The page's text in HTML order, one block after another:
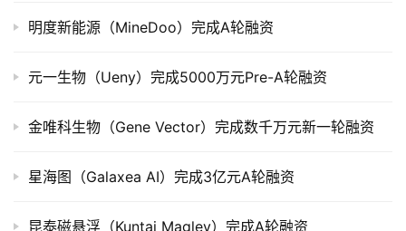
数
业
院
明度新能源（MineDoo）完成A轮融资
元一生物（Ueny）完成5000万元Pre-A轮融资
金唯科生物（Gene Vector）完成数千万元新一轮融资
星海图（Galaxea AI）完成3亿元A轮融资
昆泰磁悬浮（Kuntai Maglev）完成A轮融资